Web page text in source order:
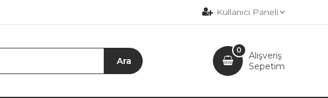
Kullanıcı Paneli
Alışveriş
Sepetim
0